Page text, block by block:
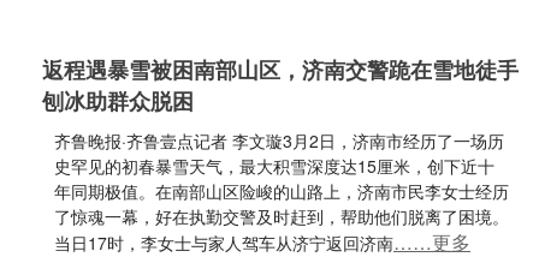
返程遇暴雪被困南部山区，济南交警跪在雪地徒手
刨冰助群众脱困
齐鲁晚报·齐鲁壹点记者 李文璇3月2日，济南市经历了一场历
史罕见的初春暴雪天气，最大积雪深度达15厘米，创下近十
年同期极值。在南部山区险峻的山路上，济南市民李女士经历
了惊魂一幕，好在执勤交警及时赶到，帮助他们脱离了困境。
当日17时，李女士与家人驾车从济宁返回济南……更多